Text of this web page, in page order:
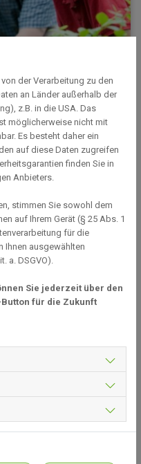
Klimaheldin
Sieben‘ im
welchem du dein
und für mehr Arten-
der Verarbeitung zu den
an Länder außerhalb der
z.B. in die USA. Das
möglicherweise nicht mit
Es besteht daher ein
auf diese Daten zugreifen
finden Sie in
Anbieters.
stimmen Sie sowohl dem
auf Ihrem Gerät (§ 25 Abs. 1
für die
Ihnen ausgewählten
a. DSGVO).
Sie jederzeit über den
für die Zukunft